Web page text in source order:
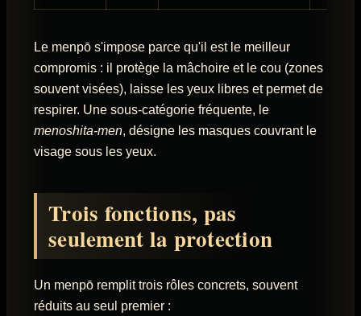
Le menpō s'impose parce qu'il est le meilleur
compromis : il protège la mâchoire et le cou (zones
souvent visées), laisse les yeux libres et permet de
respirer. Une sous-catégorie fréquente, le
menoshita-men, désigne les masques couvrant le
visage sous les yeux.
Trois fonctions, pas
seulement la protection
Un menpō remplit trois rôles concrets, souvent
réduits au seul premier :